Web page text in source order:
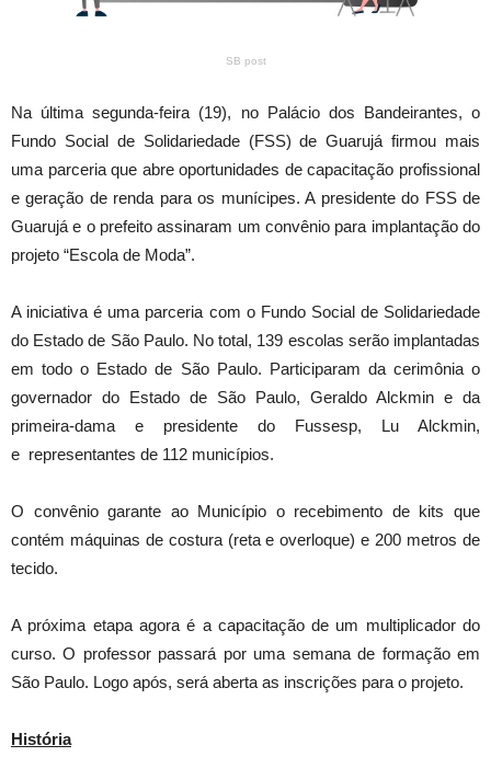
SB post
Na última segunda-feira (19), no Palácio dos Bandeirantes, o
Fundo Social de Solidariedade (FSS) de Guarujá firmou mais
uma parceria que abre oportunidades de capacitação profissional
e geração de renda para os munícipes. A presidente do FSS de
Guarujá e o prefeito assinaram um convênio para implantação do
projeto “Escola de Moda”.
A iniciativa é uma parceria com o Fundo Social de Solidariedade
do Estado de São Paulo. No total, 139 escolas serão implantadas
em todo o Estado de São Paulo. Participaram da cerimônia o
governador do Estado de São Paulo, Geraldo Alckmin e da
primeira-dama e presidente do Fussesp, Lu Alckmin,
e representantes de 112 municípios.
O convênio garante ao Município o recebimento de kits que
contém máquinas de costura (reta e overloque) e 200 metros de
tecido.
A próxima etapa agora é a capacitação de um multiplicador do
curso. O professor passará por uma semana de formação em
São Paulo. Logo após, será aberta as inscrições para o projeto.
História